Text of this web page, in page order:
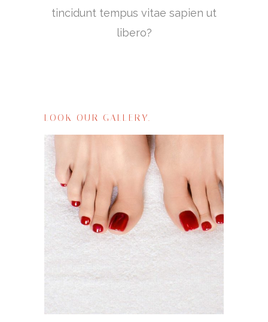
tincidunt tempus vitae sapien ut
libero?
LOOK OUR GALLERY.